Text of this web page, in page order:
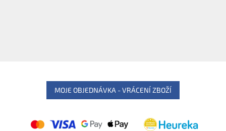
MOJE OBJEDNÁVKA - VRÁCENÍ ZBOŽÍ